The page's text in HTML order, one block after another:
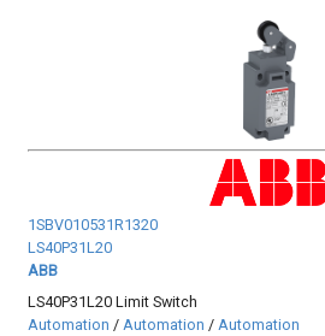
1SBV010531R1320
LS40P31L20
ABB
LS40P31L20 Limit Switch
Automation / Automation / Automation